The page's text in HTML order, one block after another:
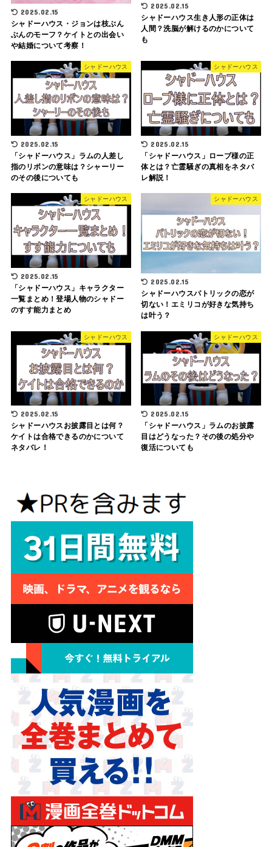
2025.02.15
シャドーハウス・ジョンは枝ぶん
ぶんのモーフ？ケイトとの出会い
や結婚について考察！
2025.02.15
シャドーハウス生き人形の正体は
人間？洗脳が解けるのかについて
も
シャドーハウス
2025.02.15
「シャドーハウス」ラムの人差し
指のリボンの意味は？シャーリー
のその後についても
シャドーハウス
2025.02.15
「シャドーハウス」ローブ様の正
体とは？亡霊騒ぎの真相をネタバ
レ解説！
シャドーハウス
2025.02.15
「シャドーハウス」キャラクター
一覧まとめ！登場人物のシャドー
のすす能力まとめ
シャドーハウス
2025.02.15
シャドーハウスパトリックの恋が
切ない！エミリコが好きな気持ち
は叶う？
シャドーハウス
2025.02.15
シャドーハウスお披露目とは何？
ケイトは合格できるのかについて
ネタバレ！
シャドーハウス
2025.02.15
「シャドーハウス」ラムのお披露
目はどうなった？その後の処分や
復活についても